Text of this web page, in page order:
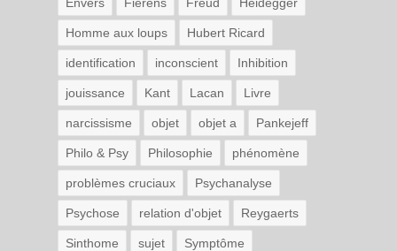
Homme aux loups Hubert Ricard
identification inconscient Inhibition
jouissance Kant Lacan Livre
narcissisme objet objet a Pankejeff
Philo & Psy Philosophie phénomène
problèmes cruciaux Psychanalyse
Psychose relation d'objet Reygaerts
Sinthome sujet Symptôme